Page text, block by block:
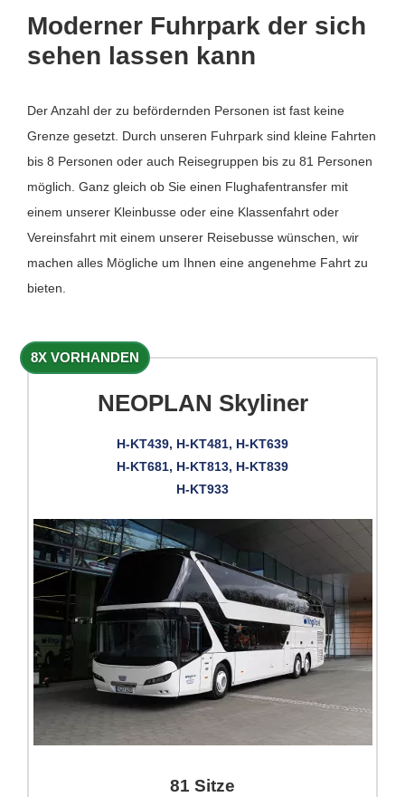
Moderner Fuhrpark der sich
sehen lassen kann
Der Anzahl der zu befördernden Personen ist fast keine
Grenze gesetzt. Durch unseren Fuhrpark sind kleine Fahrten
bis 8 Personen oder auch Reisegruppen bis zu 81 Personen
möglich. Ganz gleich ob Sie einen Flughafentransfer mit
einem unserer Kleinbusse oder eine Klassenfahrt oder
Vereinsfahrt mit einem unserer Reisebusse wünschen, wir
machen alles Mögliche um Ihnen eine angenehme Fahrt zu
bieten.
8X VORHANDEN
NEOPLAN Skyliner
H-KT439, H-KT481, H-KT639
H-KT681, H-KT813, H-KT839
H-KT933
81 Sitze